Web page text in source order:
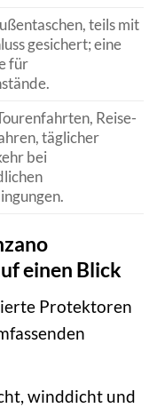
teils mit
gesichert; eine
für
Reise-
täglicher
bei
einen Blick
Protektoren
winddicht und